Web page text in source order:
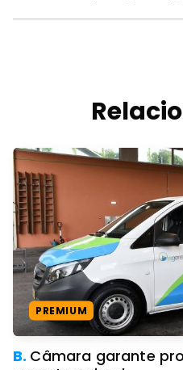
PREMIUM
B. Câmara garante